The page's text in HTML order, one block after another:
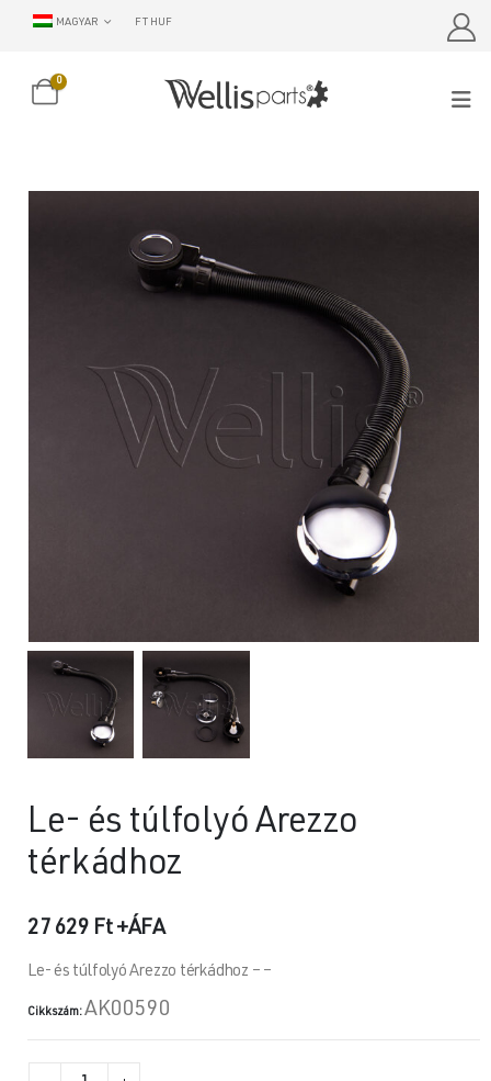
MAGYAR FT HUF
0
Le- és túlfolyó Arezzo
térkádhoz
27 629 Ft+ÁFA
Le- és túlfolyó Arezzo térkádhoz – –
Cikkszám:AK00590